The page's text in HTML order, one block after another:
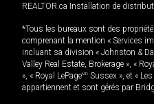
REALTOR.ca Installation de
*Tous les bureaux sont des
comprenant la mention « Services
incluant sa division « Johnston &
Valley Real Estate, Brokerage », «
», « Royal LePageMD Sussex », et «
appartiennent et sont gérés par